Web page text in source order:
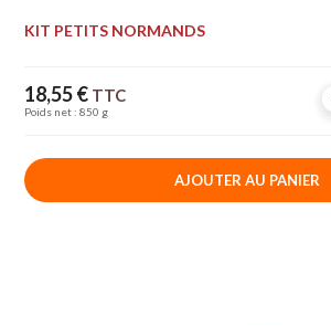
KIT PETITS NORMANDS
Prix
18,55 € TTC
Poids net : 850 g
AJOUTER AU PANIER